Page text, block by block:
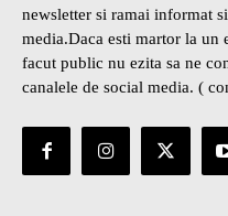
newsletter si ramai informat
media.Daca esti martor la un
facut public nu ezita sa ne
canalele de social media. (